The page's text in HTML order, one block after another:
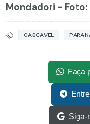
Mondadori -
CASCAVEL
Faça
Siga-